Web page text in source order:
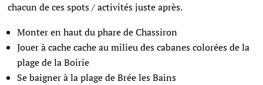
chacun de ces spots / activités juste après.
Monter en haut du phare de Chassiron
Jouer à cache cache au milieu des cabanes colorées de la
plage de la Boirie
Se baigner à la plage de Brée les Bains